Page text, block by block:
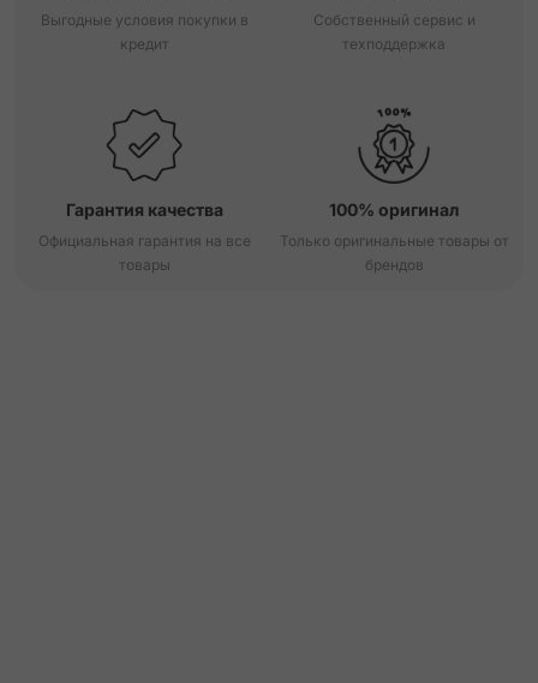
Выгодные условия покупки в
кредит
Собственный сервис и
техподдержка
Гарантия качества
Официальная гарантия на все
товары
100% оригинал
Только оригинальные товары от
брендов